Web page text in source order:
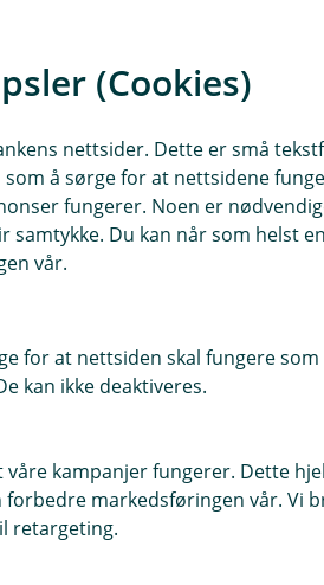
adresse
(Cookies)
nettsider. Dette er små
å sørge for at nettsidene
fungerer. Noen er
Du kan når som helst
vår.
for at nettsiden skal fungere
kan ikke deaktiveres.
kampanjer fungerer. Dette
markedsføringen vår. Vi
retargeting.